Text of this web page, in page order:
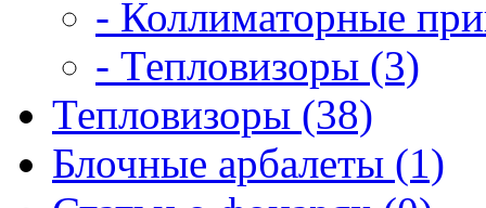
- Коллиматорные
- Тепловизоры (3)
Тепловизоры (38)
Блочные арбалеты (1)